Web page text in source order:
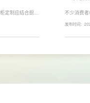
定制应结合厨房
高空间利用
不少消费
围、空间
发布时间：